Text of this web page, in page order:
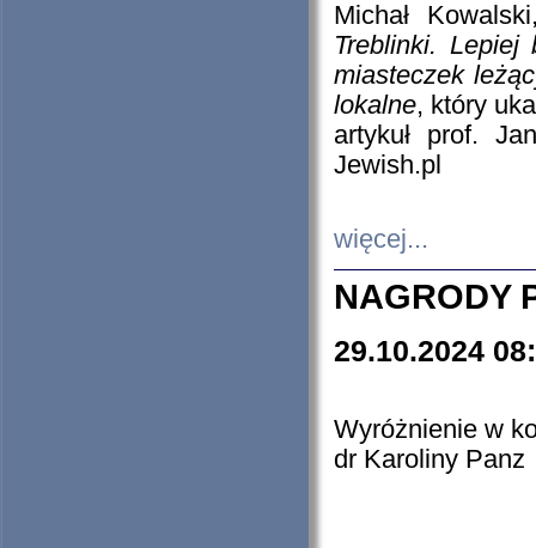
Michał
Treblinki. Lepiej
miasteczek
lokalne, który
artykuł prof.
Jewish.pl
więcej...
NAGRODY
29.10.2024
Wyróżnienie w
dr Karoliny Panz